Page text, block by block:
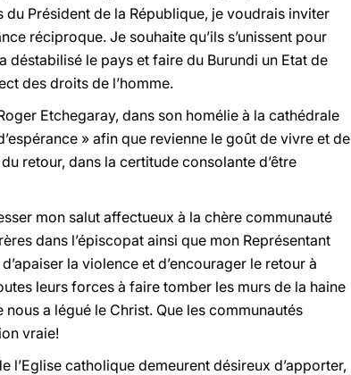
Président de la République, je voudrais inviter
réciproque. Je souhaite qu’ils s’unissent pour
le pays et faire du Burundi un Etat de
des droits de l’homme.
Etchegaray, dans son homélie à la cathédrale
» afin que revienne le goût de vivre et de
retour, dans la certitude consolante d’être
mon salut affectueux à la chère communauté
dans l’épiscopat ainsi que mon Représentant
la violence et d’encourager le retour à
leurs forces à faire tomber les murs de la haine
a légué le Christ. Que les communautés
vraie!
l’Eglise catholique demeurent désireux d’apporter,